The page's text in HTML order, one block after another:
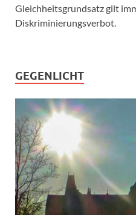
Gleichheitsgrundsatz gilt
Diskriminierungsverbot.
GEGENLICHT